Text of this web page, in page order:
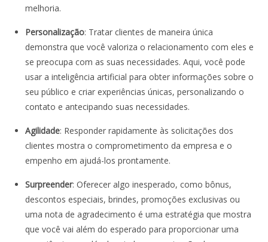
melhoria.
Personalização: Tratar clientes de maneira única
demonstra que você valoriza o relacionamento com eles e
se preocupa com as suas necessidades. Aqui, você pode
usar a inteligência artificial para obter informações sobre o
seu público e criar experiências únicas, personalizando o
contato e antecipando suas necessidades.
Agilidade: Responder rapidamente às solicitações dos
clientes mostra o comprometimento da empresa e o
empenho em ajudá-los prontamente.
Surpreender: Oferecer algo inesperado, como bônus,
descontos especiais, brindes, promoções exclusivas ou
uma nota de agradecimento é uma estratégia que mostra
que você vai além do esperado para proporcionar uma